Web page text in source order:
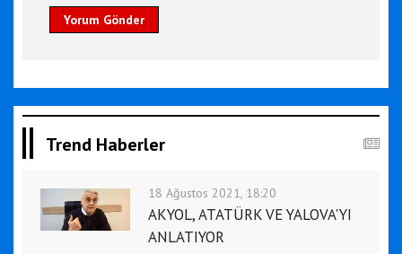
Yorum Gönder
Trend Haberler
18 Ağustos 2021, 18:20
AKYOL, ATATÜRK VE YALOVA'YI
ANLATIYOR